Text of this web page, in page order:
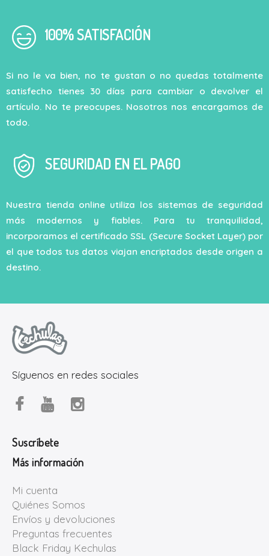
100% SATISFACIÓN
Si no le va bien, no te gustan o no quedas totalmente
satisfecho tienes 30 días para cambiar o devolver el
artículo. No te preocupes. Nosotros nos encargamos de
todo.
SEGURIDAD EN EL PAGO
Nuestra tienda online utiliza los sistemas de seguridad
más modernos y fiables. Para tu tranquilidad,
incorporamos el certificado SSL (Secure Socket Layer) por
el que todos tus datos viajan encriptados desde origen a
destino.
Síguenos en redes sociales
Suscríbete
Más información
Mi cuenta
Quiénes Somos
Envíos y devoluciones
Preguntas frecuentes
Black Friday Kechulas